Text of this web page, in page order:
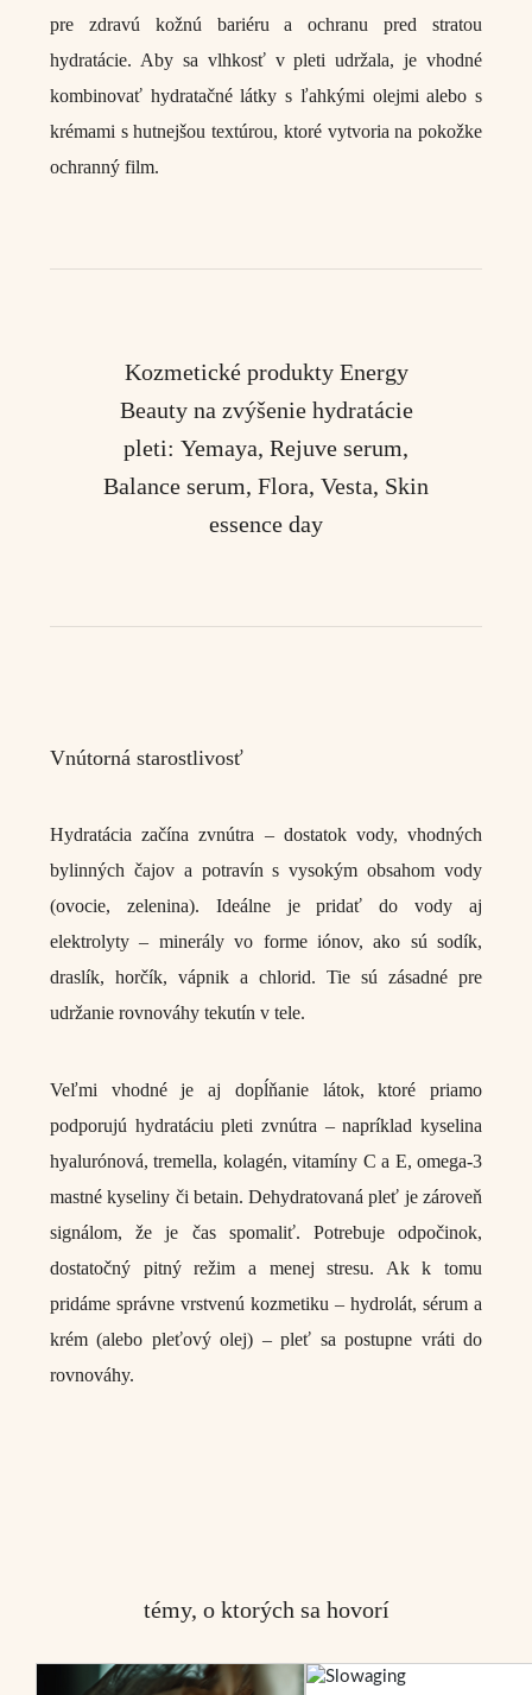
pre zdravú kožnú bariéru a ochranu pred stratou
hydratácie. Aby sa vlhkosť v pleti udržala, je vhodné
kombinovať hydratačné látky s ľahkými olejmi alebo s
krémami s hutnejšou textúrou, ktoré vytvoria na pokožke
ochranný film.
Kozmetické produkty Energy
Beauty na zvýšenie hydratácie
pleti: Yemaya, Rejuve serum,
Balance serum, Flora, Vesta, Skin
essence day
Vnútorná starostlivosť
Hydratácia začína zvnútra – dostatok vody, vhodných
bylinných čajov a potravín s vysokým obsahom vody
(ovocie, zelenina). Ideálne je pridať do vody aj
elektrolyty – minerály vo forme iónov, ako sú sodík,
draslík, horčík, vápnik a chlorid. Tie sú zásadné pre
udržanie rovnováhy tekutín v tele.
Veľmi vhodné je aj dopĺňanie látok, ktoré priamo
podporujú hydratáciu pleti zvnútra – napríklad kyselina
hyalurónová, tremella, kolagén, vitamíny C a E, omega-3
mastné kyseliny či betain. Dehydratovaná pleť je zároveň
signálom, že je čas spomaliť. Potrebuje odpočinok,
dostatočný pitný režim a menej stresu. Ak k tomu
pridáme správne vrstvenú kozmetiku – hydrolát, sérum a
krém (alebo pleťový olej) – pleť sa postupne vráti do
rovnováhy.
témy, o ktorých sa hovorí